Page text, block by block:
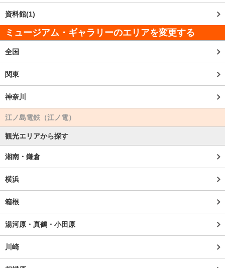
資料館(1)
ミュージアム・ギャラリーのエリアを変更する
全国
関東
神奈川
江ノ島電鉄（江ノ電）
観光エリアから探す
湘南・鎌倉
横浜
箱根
湯河原・真鶴・小田原
川崎